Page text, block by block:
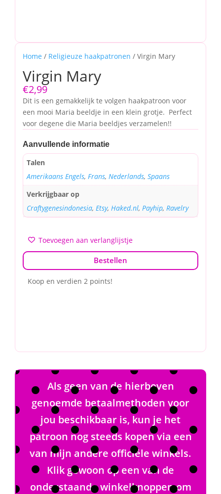
Home / Religieuze haakpatronen / Virgin Mary
Virgin Mary
€2,99
Dit is een gemakkelijk te volgen haakpatroon voor
een mooi Maria beeldje in een klein grotje. Perfect
voor degene die Maria beeldjes verzamelen!!
Aanvullende informatie
Talen
Amerikaans Engels, Frans, Nederlands, Spaans
Verkrijgbaar op
Craftygenesindonesia, Etsy, Haked.nl, Payhip, Ravelry
Toevoegen aan verlanglijstje
Bestellen
Koop en verdien 2 points!
Als geen van de hierboven
genoemde betaalmethoden voor
jou beschikbaar is, kun je het
patroon nog steeds kopen via een
van mijn andere officiële winkels.
Klik gewoon op een van de
onderstaande winkelknoppen om